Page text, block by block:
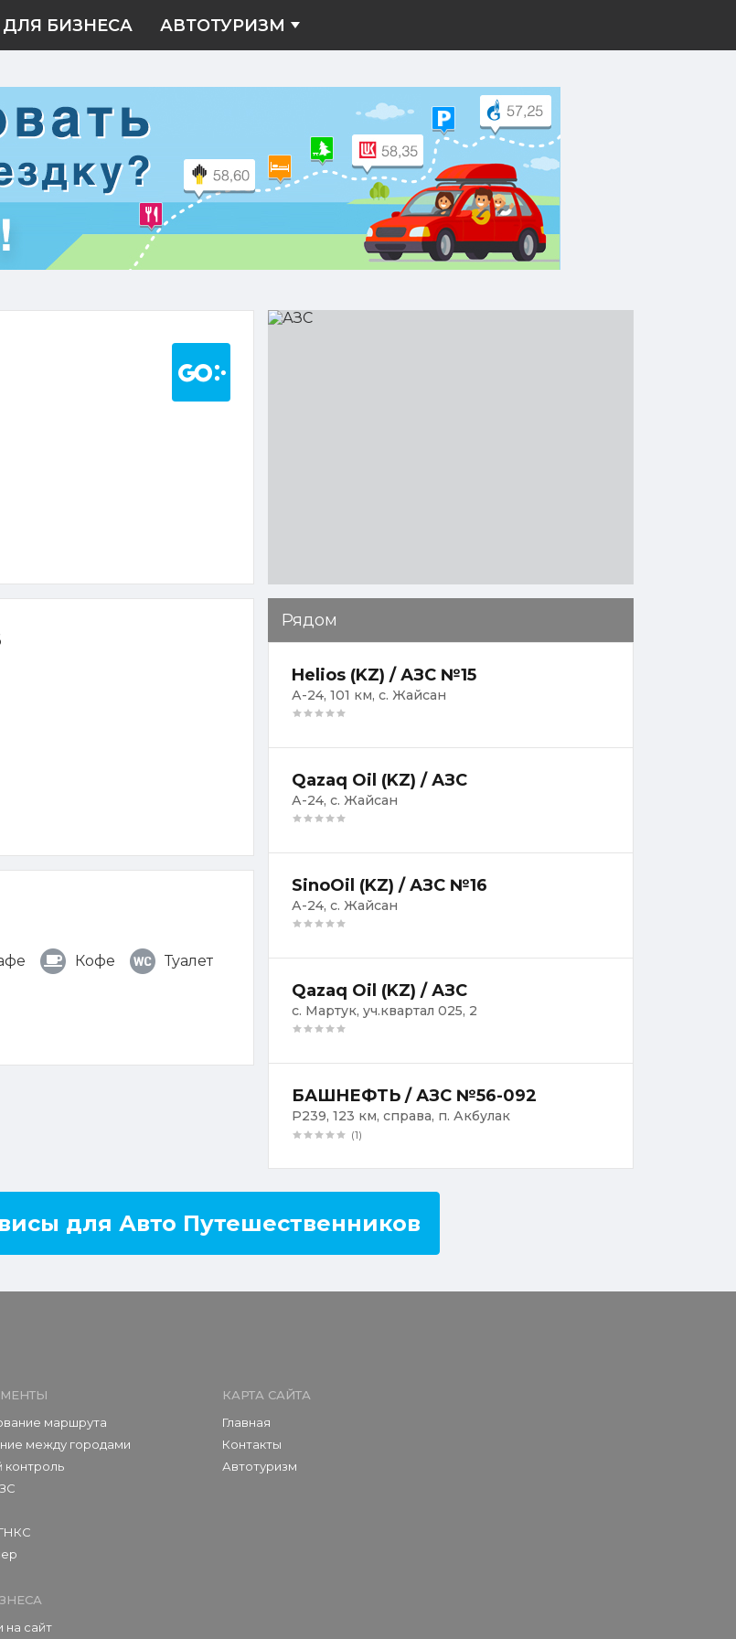
ДЛЯ БИЗНЕСА АВТОТУРИЗМ
Построить маршрут на Yandex.
АЗС
Кофе Туалет
Рядом
Helios (KZ) / АЗС №15
А-24, 101 км, с. Жайсан
Qazaq Oil (KZ) / АЗС
А-24, с. Жайсан
SinoOil (KZ) / АЗС №16
А-24, с. Жайсан
Qazaq Oil (KZ) / АЗС
с. Мартук, уч.квартал 025, 2
БАШНЕФТЬ / АЗС №56-092
Р239, 123 км, справа, п. Акбулак
(1)
для Авто Путешественников
маршрута
между городами
контроль
на сайт
КАРТА САЙТА
Главная
Контакты
Автотуризм